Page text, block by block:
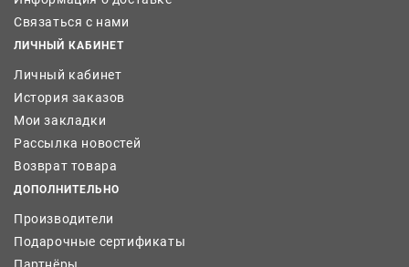
Связаться с нами
ЛИЧНЫЙ КАБИНЕТ
Личный кабинет
История заказов
Мои закладки
Рассылка новостей
Возврат товара
ДОПОЛНИТЕЛЬНО
Производители
Подарочные сертификаты
Партнёры